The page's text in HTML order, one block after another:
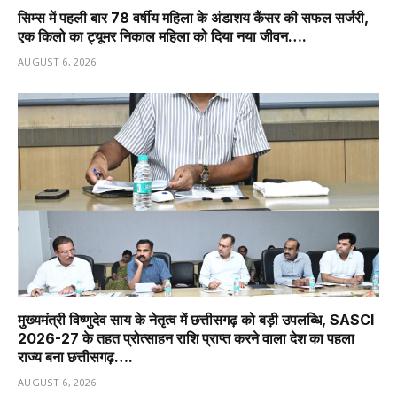
सिम्स में पहली बार 78 वर्षीय महिला के अंडाशय कैंसर की सफल सर्जरी,
एक किलो का ट्यूमर निकाल महिला को दिया नया जीवन….
AUGUST 6, 2026
मुख्यमंत्री विष्णुदेव साय के नेतृत्व में छत्तीसगढ़ को बड़ी उपलब्धि, SASCI
2026-27 के तहत प्रोत्साहन राशि प्राप्त करने वाला देश का पहला
राज्य बना छत्तीसगढ़….
AUGUST 6, 2026